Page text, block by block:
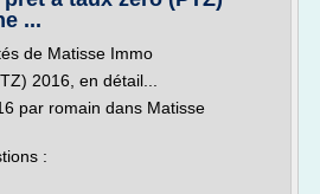
...
de Matisse Immo
2016, en détail...
par romain dans Matisse
: